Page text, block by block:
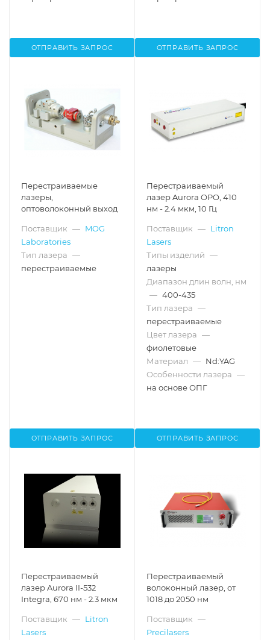
ОТПРАВИТЬ ЗАПРОС ОТПРАВИТЬ ЗАПРОС
Перестраиваемые
лазеры,
оптоволоконный выход
Поставщик — MOG
Laboratories
Тип лазера —
перестраиваемые
ОТПРАВИТЬ ЗАПРОС
Перестраиваемый
лазер Aurora OPO, 410
нм - 2.4 мкм, 10 Гц
Поставщик — Litron
Lasers
Типы изделий —
лазеры
Диапазон длин волн, нм
— 400-435
Тип лазера —
перестраиваемые
Цвет лазера —
фиолетовые
Материал — Nd:YAG
Особенности лазера —
на основе ОПГ
ОТПРАВИТЬ ЗАПРОС
Перестраиваемый
лазер Aurora II-532
Integra, 670 нм - 2.3 мкм
Поставщик — Litron
Lasers
Перестраиваемый
волоконный лазер, от
1018 до 2050 нм
Поставщик —
Precilasers